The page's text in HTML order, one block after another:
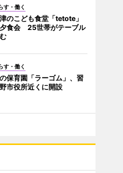
す・働く
のこども食堂「tetote」
食会 25世帯がテーブル
す・働く
保育園「ラーゴム」、習
市役所近くに開設